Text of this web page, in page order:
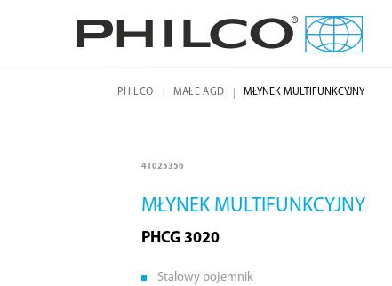
PHILCO MAŁE AGD MŁYNEK MULTIFUNKCYJNY
41025356
MŁYNEK MULTIFUNKCYJNY
PHCG 3020
Stalowy pojemnik